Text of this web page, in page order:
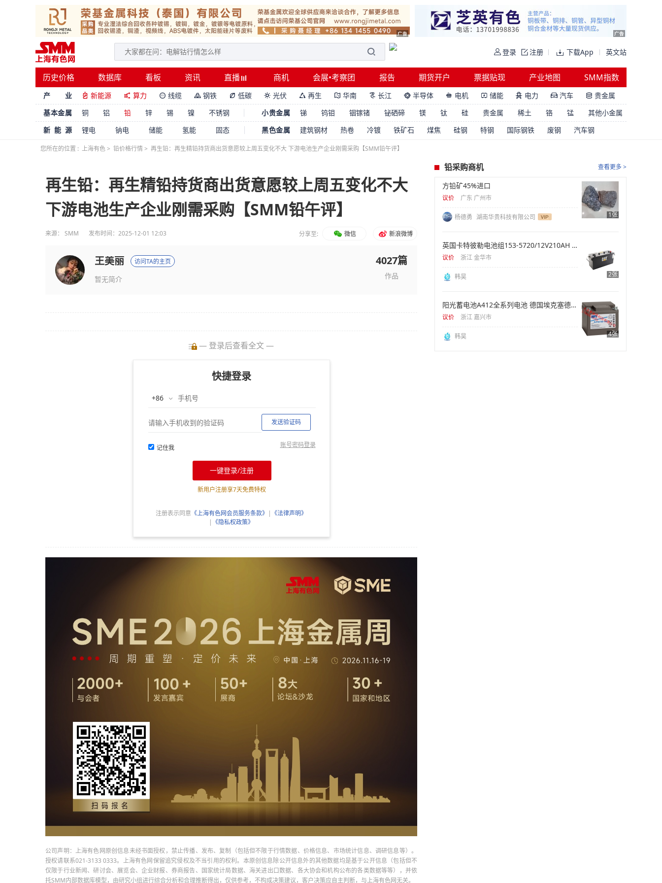
登录 注册 下载App 英文站
历史价格 数据库 看板 资讯 直播 商机 会展•考察团 报告 期货开户 票据贴现 产业地图 SMM指数
产 业  新能源  算力  线缆  钢铁  低碳  光伏  再生  华南  长江  半导体  电机  储能  电力  汽车  贵金属
基本金属
铜 铝 铅 锌 锡 镍 不锈钢 小贵金属 锑 钨钼 铟镓锗 铋硒碲 镁 钛 硅 贵金属 稀土 铬 锰
其他小金属
新能源
锂电 钠电 储能 氢能 固态 黑色金属 建筑钢材 热卷 冷镀 铁矿石 煤焦 硅钢 特钢 国际钢铁 废钢 汽车钢
您所在的位置 : 上海有色> 铅价格行情> 再生铅：再生精铅持货商出货意愿较上周五变化不大 下游电池生产企业刚需采购【SMM铅午评】
再生铅：再生精铅持货商出货意愿较上周五变化不大
下游电池生产企业刚需采购【SMM铅午评】
来源： SMM 发布时间：2025-12-01 12:03 分享至: 微信 新浪微博
王美丽 访问TA的主页
暂无简介
4027篇
作品
— 登录后查看全文 —
快捷登录
发送验证码
记住我 账号密码登录
一键登录/注册
新用户注册享7天免费特权
注册表示同意 《上海有色网会员服务条款》 | 《法律声明》
| 《隐私权政策》
公司声明：上海有色网原创信息未经书面授权，禁止传播、发布、复制（包括但不限于行情数据、价格信息、市场统计信息、调研信息等）。
授权请联系021-3133 0333。上海有色网保留追究侵权及不当引用的权利。本原创信息除公开信息外的其他数据均是基于公开信息（包括但不
仅限于行业新闻、研讨会、展览会、企业财报、券商报告、国家统计局数据、海关进出口数据、各大协会和机构公布的各类数据等等），并依
托SMM内部数据库模型，由研究小组进行综合分析和合理推断得出，仅供参考，不构成决策建议，客户决策应自主判断，与上海有色网无关。
铅采购商机 查看更多 >
方铅矿45%进口
议价 广东 广州市
杨德勇 湖南华贵科技有限公司 1张
英国卡特彼勒电池组153-5720/12V210AH 1400CCA 汽车电池组
议价 浙江 金华市
韩昊 2张
阳光蓄电池A412全系列电池 德国埃克塞德旗下品牌电池
议价 浙江 嘉兴市
韩昊 4张